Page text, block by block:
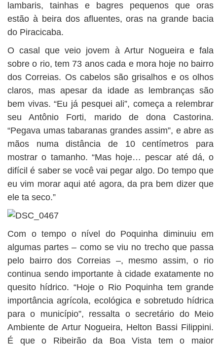
lambaris, tainhas e bagres pequenos que oras
estão à beira dos afluentes, oras na grande bacia
do Piracicaba.
O casal que veio jovem à Artur Nogueira e fala
sobre o rio, tem 73 anos cada e mora hoje no bairro
dos Correias. Os cabelos são grisalhos e os olhos
claros, mas apesar da idade as lembranças são
bem vivas. “Eu já pesquei ali”, começa a relembrar
seu Antônio Forti, marido de dona Castorina.
“Pegava umas tabaranas grandes assim”, e abre as
mãos numa distância de 10 centímetros para
mostrar o tamanho. “Mas hoje… pescar até dá, o
difícil é saber se você vai pegar algo. Do tempo que
eu vim morar aqui até agora, da pra bem dizer que
ele ta seco.”
Com o tempo o nível do Poquinha diminuiu em
algumas partes – como se viu no trecho que passa
pelo bairro dos Correias –, mesmo assim, o rio
continua sendo importante à cidade exatamente no
quesito hídrico. “Hoje o Rio Poquinha tem grande
importância agrícola, ecológica e sobretudo hídrica
para o município”, ressalta o secretário do Meio
Ambiente de Artur Nogueira, Helton Bassi Filippini.
É que o Ribeirão da Boa Vista tem o maior